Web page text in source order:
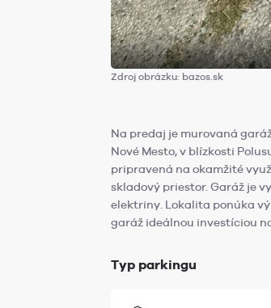
Zdroj obrázku: bazos.sk
Na predaj je murovaná
Nové Mesto, v blízkosti
pripravená na okamžité
skladový priestor. Garáž je
elektriny. Lokalita ponúka
garáž ideálnou investíciou
Typ parkingu